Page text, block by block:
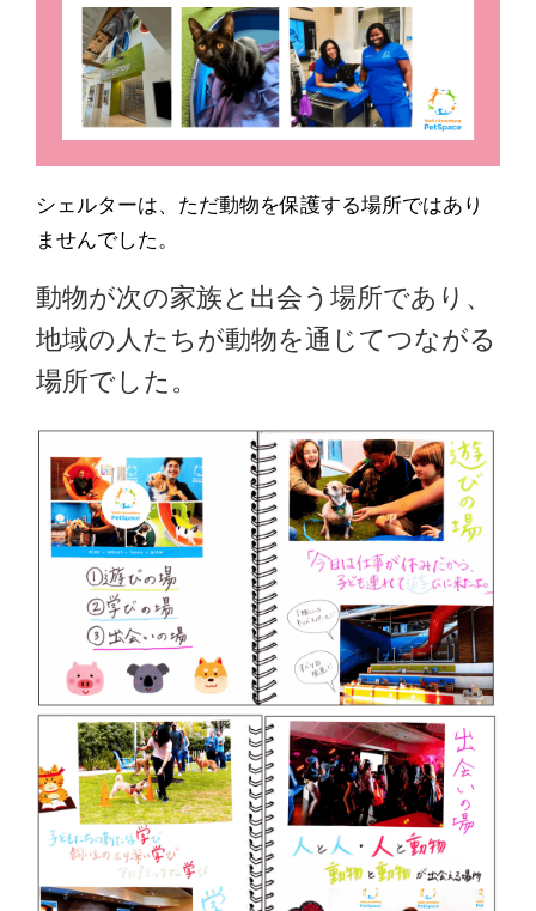
シェルターは、ただ動物を保護する場所ではあり
ませんでした。
動物が次の家族と出会う場所であり、
地域の人たちが動物を通じてつながる
場所でした。